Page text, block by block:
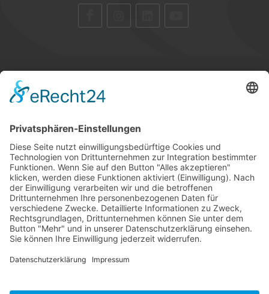
KARRIERE
TIPPSPIEL
PRESSE
KONTAKT